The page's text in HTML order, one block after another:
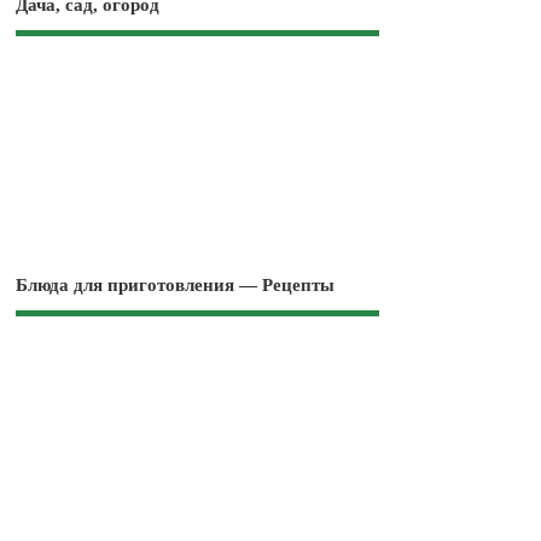
Дача, сад, огород
Блюда для приготовления — Рецепты